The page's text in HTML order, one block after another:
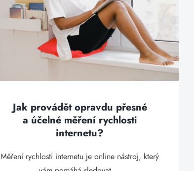
Jak provádět opravdu přesné
a účelné měření rychlosti
internetu?
Měření rychlosti internetu je online nástroj, který